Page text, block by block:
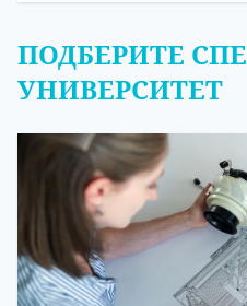
ПОДБЕРИТЕ
УНИВЕРСИТЕТ